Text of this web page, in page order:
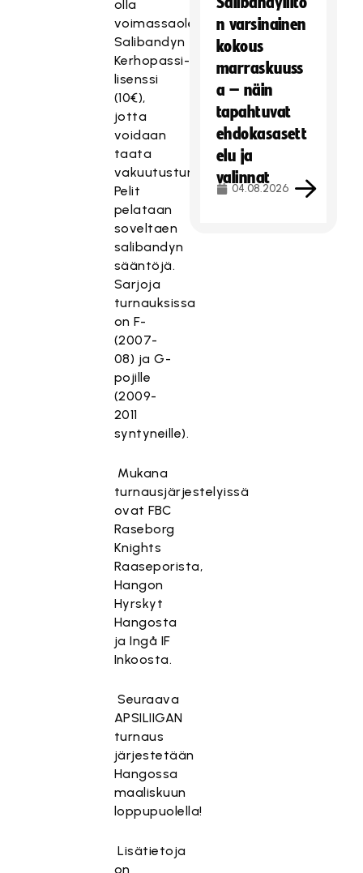
olla
voimassaoleva
Salibandyn
Kerhopassi-
lisenssi
(10€),
jotta
voidaan
taata
vakuutusturva.
Pelit
pelataan
soveltaen
salibandyn
sääntöjä.
Sarjoja
turnauksissa
on F-
(2007-
08) ja G-
pojille
(2009-
2011
syntyneille).
Mukana
turnausjärjestelyissä
ovat FBC
Raseborg
Knights
Raaseporista,
Hangon
Hyrskyt
Hangosta
ja Ingå IF
Inkoosta.
Seuraava
APSILIIGAN
turnaus
järjestetään
Hangossa
maaliskuun
loppupuolella!
Lisätietoja
on
n varsinainen
kokous
marraskuuss
a – näin
tapahtuvat
ehdokasasett
elu ja
valinnat
04.08.2026